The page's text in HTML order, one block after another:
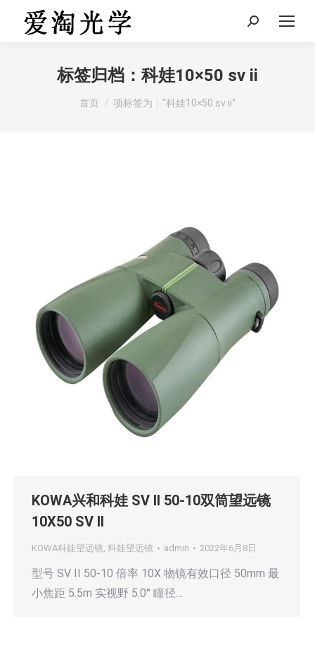
Search:
标签归档： 科娃10×50 sv ii
您在这里：
首页 项标签为："科娃10×50 sv ii"
KOWA兴和科娃 SV II 50-10双筒望远镜
10X50 SV II
KOWA科娃望远镜, 科娃望远镜 admin 2022年6月8日
型号 SV II 50-10 倍率 10X 物镜有效口径 50mm 最
小焦距 5.5m 实视野 5.0° 瞳径…